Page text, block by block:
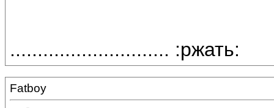
............................. :ржать:
Fatboy